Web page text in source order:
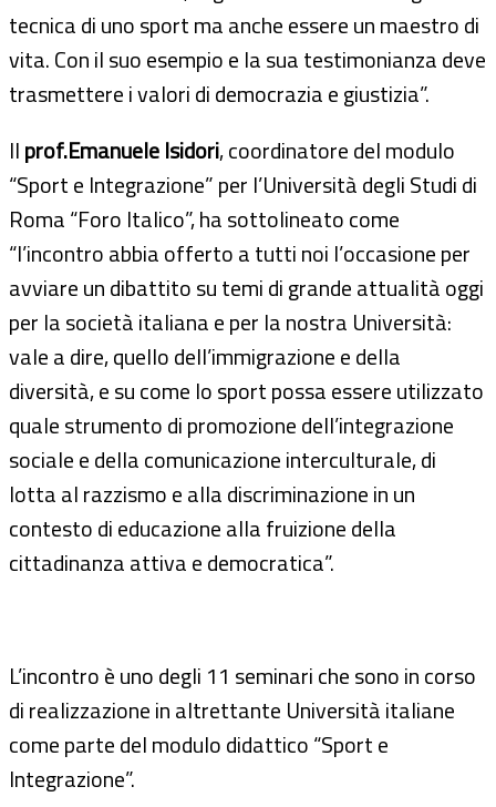
tecnica di uno sport ma anche essere un maestro di
vita. Con il suo esempio e la sua testimonianza deve
trasmettere i valori di democrazia e giustizia”.
Ilprof.Emanuele Isidori, coordinatore del modulo
“Sport e Integrazione” per l’Università degli Studi di
Roma “Foro Italico”, ha sottolineato come
“l’incontro abbia offerto a tutti noi l’occasione per
avviare un dibattito su temi di grande attualità oggi
per la società italiana e per la nostra Università:
vale a dire, quello dell’immigrazione e della
diversità, e su come lo sport possa essere utilizzato
quale strumento di promozione dell’integrazione
sociale e della comunicazione interculturale, di
lotta al razzismo e alla discriminazione in un
contesto di educazione alla fruizione della
cittadinanza attiva e democratica”.
L’incontro è uno degli 11 seminari che sono in corso
di realizzazione in altrettante Università italiane
come parte del modulo didattico “Sport e
Integrazione”.